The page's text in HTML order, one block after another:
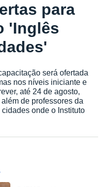
para
'Inglês
será ofertada
nos níveis iniciante e
até 24 de agosto,
de professores da
onde o Instituto